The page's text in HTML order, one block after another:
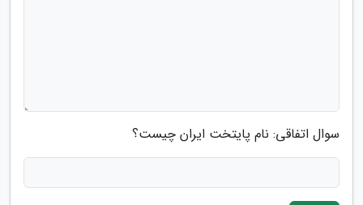
سوال اتفاقی: نام پایتخت ایران چیست؟